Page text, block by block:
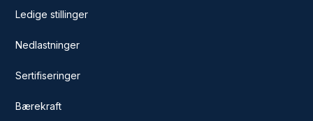
Ledige stillinger
Nedlastninger
Sertifiseringer
Bærekraft